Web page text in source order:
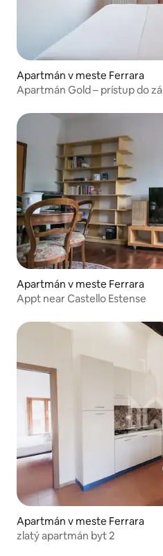
Apartmán v meste Ferrara
Apartmán Gold – prístup do
Apartmán v meste Ferrara
Appt near Castello Estense
Apartmán v meste Ferrara
zlatý apartmán byt 2